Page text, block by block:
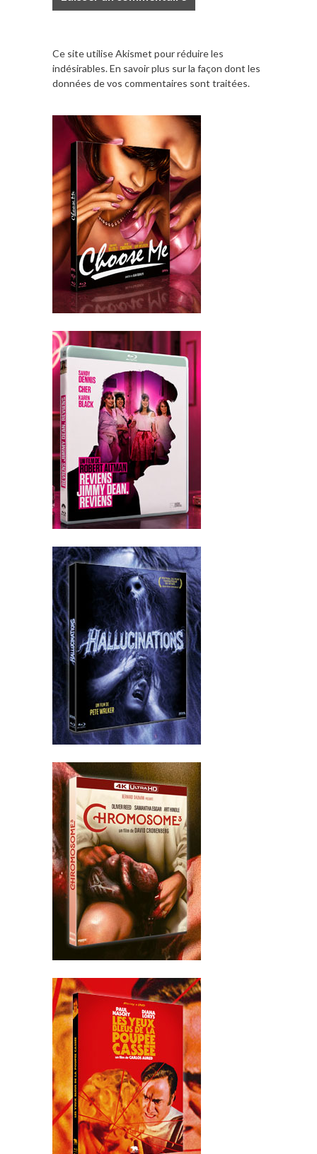
Ce site utilise Akismet pour réduire les
indésirables.En savoir plus sur la façon dont les
données de vos commentaires sont traitées.